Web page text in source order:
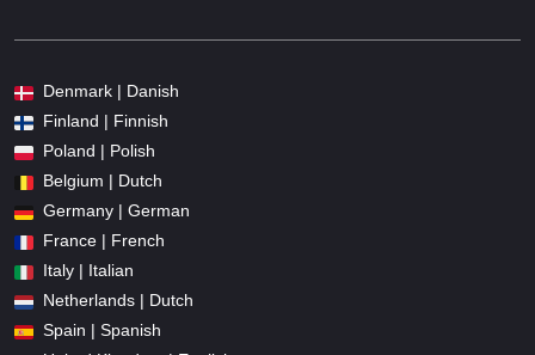
Denmark | Danish
Finland | Finnish
Poland | Polish
Belgium | Dutch
Germany | German
France | French
Italy | Italian
Netherlands | Dutch
Spain | Spanish